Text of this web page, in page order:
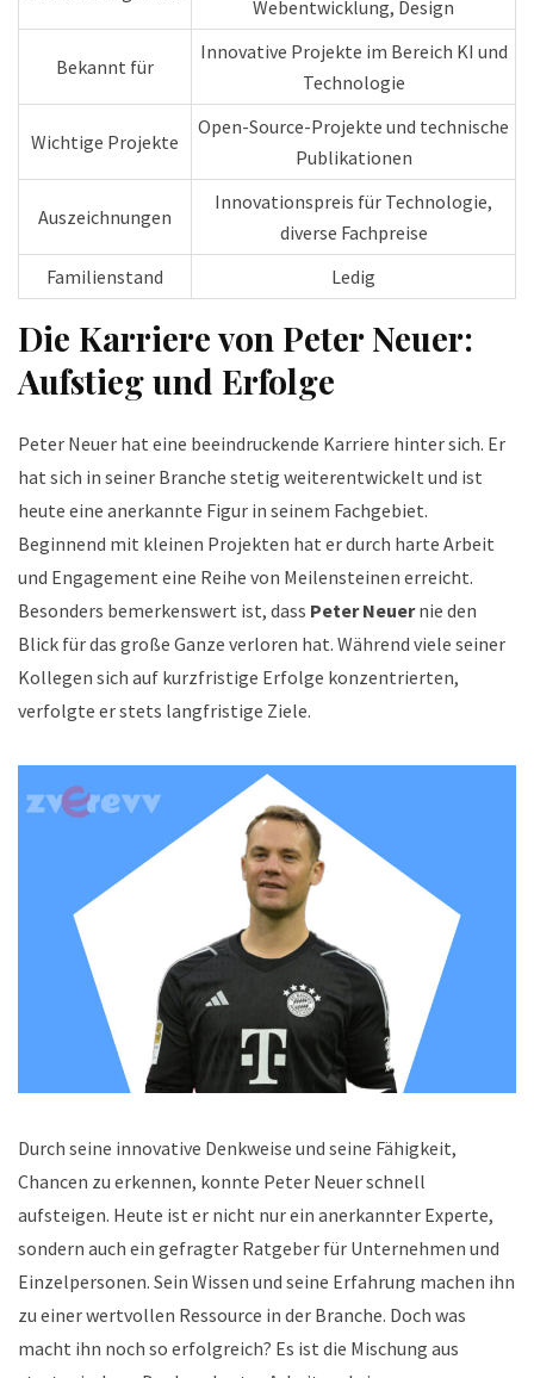
Webentwicklung, Design
Bekannt für
Innovative Projekte im Bereich KI und
Technologie
Wichtige Projekte
Open-Source-Projekte und technische
Publikationen
Auszeichnungen
Innovationspreis für Technologie,
diverse Fachpreise
Familienstand
Ledig
Die Karriere von Peter Neuer:
Aufstieg und Erfolge
Peter Neuer hat eine beeindruckende Karriere hinter sich. Er
hat sich in seiner Branche stetig weiterentwickelt und ist
heute eine anerkannte Figur in seinem Fachgebiet.
Beginnend mit kleinen Projekten hat er durch harte Arbeit
und Engagement eine Reihe von Meilensteinen erreicht.
Besonders bemerkenswert ist, dass Peter Neuernie den
Blick für das große Ganze verloren hat. Während viele seiner
Kollegen sich auf kurzfristige Erfolge konzentrierten,
verfolgte er stets langfristige Ziele.
Durch seine innovative Denkweise und seine Fähigkeit,
Chancen zu erkennen, konnte Peter Neuer schnell
aufsteigen. Heute ist er nicht nur ein anerkannter Experte,
sondern auch ein gefragter Ratgeber für Unternehmen und
Einzelpersonen. Sein Wissen und seine Erfahrung machen ihn
zu einer wertvollen Ressource in der Branche. Doch was
macht ihn noch so erfolgreich? Es ist die Mischung aus